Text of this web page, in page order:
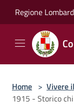
Regione
Home > Vivere
1915 - Storico